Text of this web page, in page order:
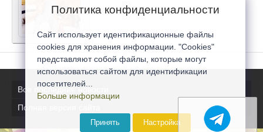
Все последние новости
Полная версия сайта
Политика конфиденциальности
Сайт использует идентификационные файлы
cookies для хранения информации. "Cookies"
представляют собой файлы, которые могут
использоваться сайтом для идентификации
посетителей...
Больше информации
Принять Настройка